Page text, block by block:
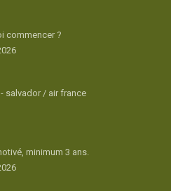
commencer ?
salvador / air france
minimum 3 ans.